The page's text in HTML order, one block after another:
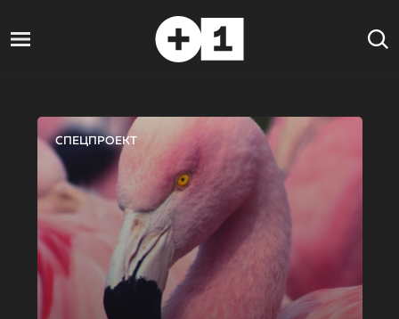
СПЕЦПРОЕКТ